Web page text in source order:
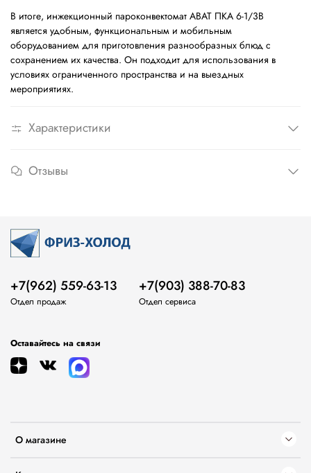
В итоге, инжекционный пароконвектомат ABAT ПКА 6-1/3В
является удобным, функциональным и мобильным
оборудованием для приготовления разнообразных блюд с
сохранением их качества. Он подходит для использования в
условиях ограниченного пространства и на выездных
мероприятиях.
Характеристики
Отзывы
О магазине
+7(962) 559-63-13
Отдел продаж
+7(903) 388-70-83
Отдел сервиса
Оставайтесь на связи